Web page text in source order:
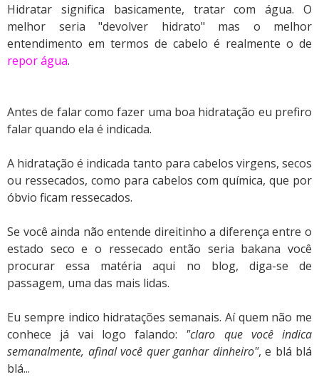
Hidratar significa basicamente, tratar com água. O
melhor seria "devolver hidrato" mas o melhor
entendimento em termos de cabelo é realmente o de
repor água.
Antes de falar como fazer uma boa hidratação eu prefiro
falar quando ela é indicada.
A hidratação é indicada tanto para cabelos virgens, secos
ou ressecados, como para cabelos com química, que por
óbvio ficam ressecados.
Se você ainda não entende direitinho a diferença entre o
estado seco e o ressecado então seria bakana você
procurar essa matéria aqui no blog, diga-se de
passagem, uma das mais lidas.
Eu sempre indico hidratações semanais. Aí quem não me
conhece já vai logo falando: "claro que você indica
semanalmente, afinal você quer ganhar dinheiro", e blá blá
blá...